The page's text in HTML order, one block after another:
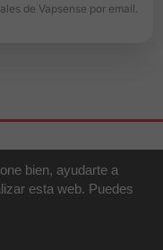
de Vapsense por email.
bien, ayudarte a
esta web. Puedes